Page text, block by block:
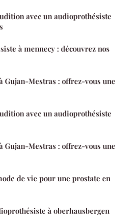
avec un audioprothésiste
à mennecy : découvrez nos
Gujan-Mestras : offrez-vous une
avec un audioprothésiste
Gujan-Mestras : offrez-vous une
de vie pour une prostate en
à oberhausbergen